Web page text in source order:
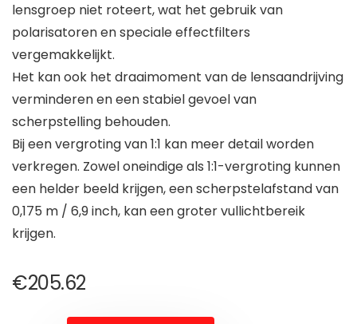
lensgroep niet roteert, wat het gebruik van
polarisatoren en speciale effectfilters
vergemakkelijkt.
Het kan ook het draaimoment van de lensaandrijving
verminderen en een stabiel gevoel van
scherpstelling behouden.
Bij een vergroting van 1:1 kan meer detail worden
verkregen. Zowel oneindige als 1:1-vergroting kunnen
een helder beeld krijgen, een scherpstelafstand van
0,175 m / 6,9 inch, kan een groter vullichtbereik
krijgen.
€205.62